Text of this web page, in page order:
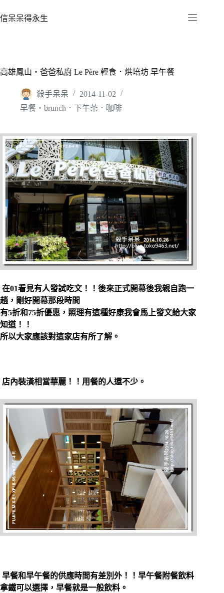
至
容
信呆呆得永生
高雄鳳山‧爸爸私廚 Le Père 輕食．烘培坊 早午餐
殺手呆呆
2014-11-02
早餐‧brunch．下午茶．咖啡
在01看見有人發試吃文！！後來正式開幕後我親自跑一
趟，剛好開幕那段時間
有5折和75折優惠，照理有這種好康我會馬上發文給大家
知道！！
所以大家應該對這家店有所了解。
店內裝潢相當華麗！！用餐的人還不少。
早餐和早午餐的供應時間有差別外！！早午餐附餐飲料
拿鐵可以選擇，早餐就是一般飲料。